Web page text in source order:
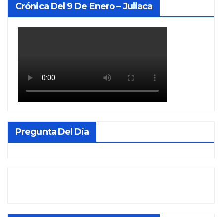
Crónica Del 9 De Enero – Juliaca
Pregunta Del Día